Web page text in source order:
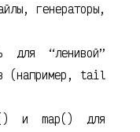
генераторы,
“ленивой”
(например, tail
и map() для